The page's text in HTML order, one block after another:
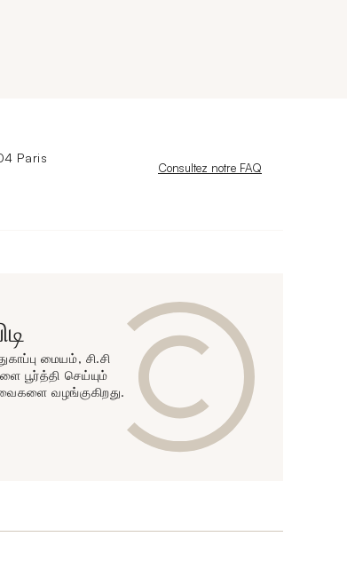
Paris
Nouvelle fenêtre
Consultez notre FAQ
மையம், சி.சி
பூர்த்தி செய்யும்
வழங்குகிறது.